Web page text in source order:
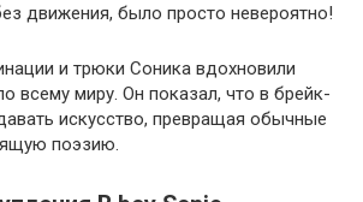
движения, было просто невероятно!
и трюки Соника вдохновили
всему миру. Он показал, что в брейк-
искусство, превращая обычные
поэзию.